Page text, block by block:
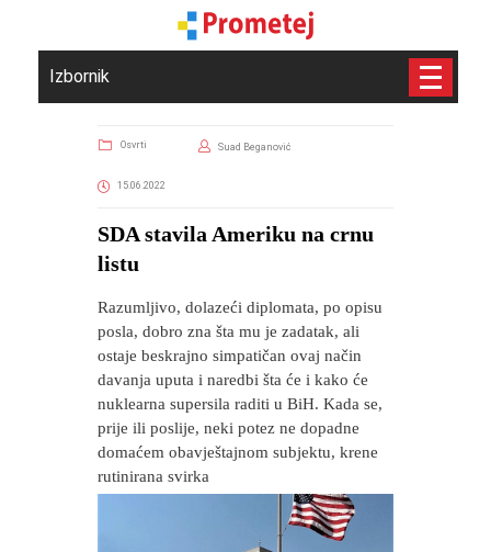
Izbornik
Osvrti Suad Beganović
15.06.2022
SDA stavila Ameriku na crnu
listu
Razumljivo, dolazeći diplomata, po opisu
posla, dobro zna šta mu je zadatak, ali
ostaje beskrajno simpatičan ovaj način
davanja uputa i naredbi šta će i kako će
nuklearna supersila raditi u BiH. Kada se,
prije ili poslije, neki potez ne dopadne
domaćem obavještajnom subjektu, krene
rutinirana svirka